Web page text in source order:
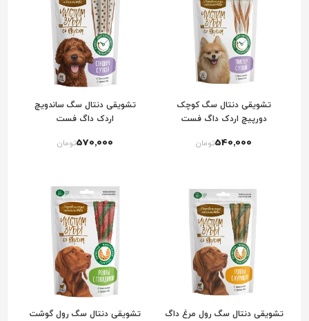
تشویقی دنتال سگ کوچک
دورپیچ اردک داگ فست
540٬000تومان
تشویقی دنتال سگ ساندویچ
اردک داگ فست
570٬000تومان
تشویقی دنتال سگ رول مرغ داگ
تشویقی دنتال سگ رول گوشت